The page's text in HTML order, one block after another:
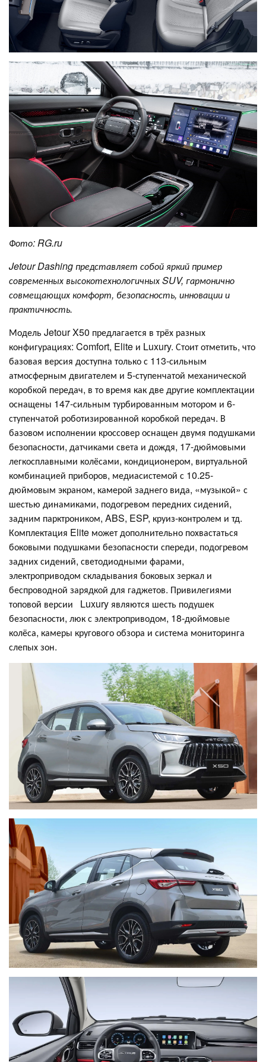
Фото:RG.ru
Jetour Dashing представляет собой яркий пример
современных высокотехнологичных SUV, гармонично
совмещающих комфорт, безопасность, инновации и
практичность.
Модель Jetour X50 предлагается в трёх разных
конфигурациях: Comfort, Elite и Luxury. Стоит отметить, что
базовая версия доступна только с 113-сильным
атмосферным двигателем и 5-ступенчатой механической
коробкой передач, в то время как две другие комплектации
оснащены 147-сильным турбированным мотором и 6-
ступенчатой роботизированной коробкой передач. В
базовом исполнении кроссовер оснащен двумя подушками
безопасности, датчиками света и дождя, 17-дюймовыми
легкосплавными колёсами, кондиционером, виртуальной
комбинацией приборов, медиасистемой с 10.25-
дюймовым экраном, камерой заднего вида, «музыкой» с
шестью динамиками, подогревом передних сидений,
задним парктроником, ABS, ESP, круиз-контролем и тд.
Комплектация Elite может дополнительно похвастаться
боковыми подушками безопасности спереди, подогревом
задних сидений, светодиодными фарами,
электроприводом складывания боковых зеркал и
беспроводной зарядкой для гаджетов. Привилегиями
топовой версии Luxury являются шесть подушек
безопасности, люк с электроприводом, 18-дюймовые
колёса, камеры кругового обзора и система мониторинга
слепых зон.